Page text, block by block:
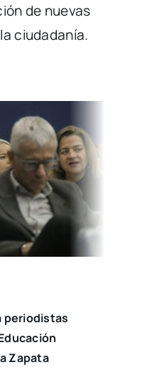
de nuevas
ciudadanía.
periodistas
Zapata